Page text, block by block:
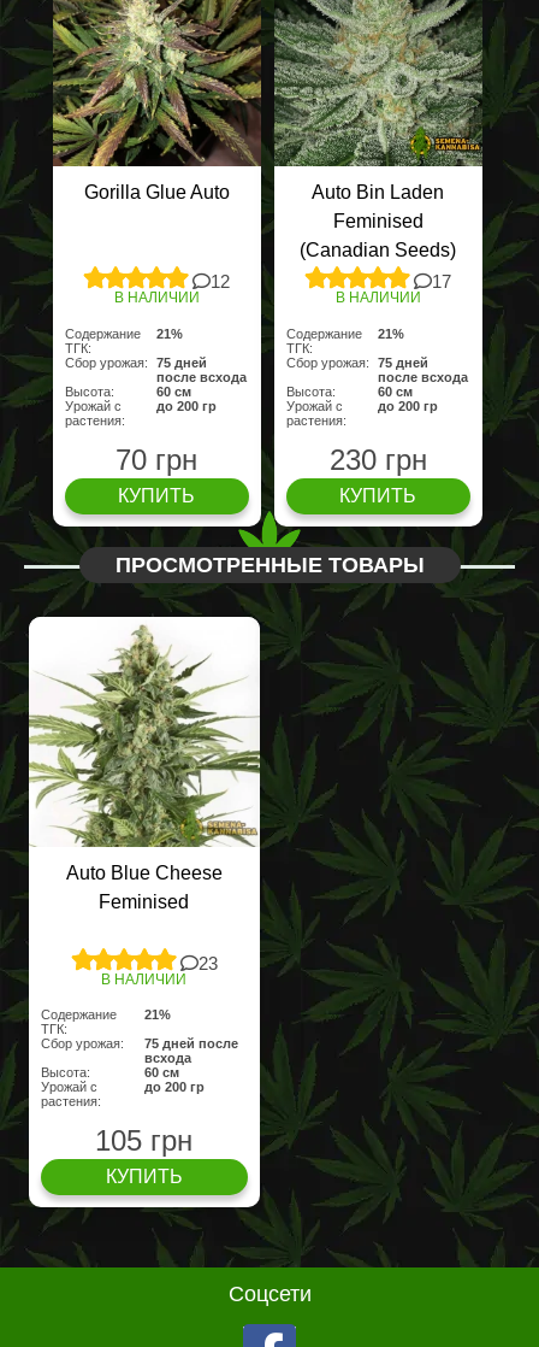
Gorilla Glue Auto
12
В НАЛИЧИИ
Содержание
ТГК:
21%
Сбор урожая:
75 дней
после всхода
Высота:
60 см
Урожай с
растения:
до 200 гр
70 грн
КУПИТЬ
Auto Bin Laden
Feminised
(Canadian Seeds)
17
В НАЛИЧИИ
Содержание
ТГК:
21%
Сбор урожая:
75 дней
после всхода
Высота:
60 см
Урожай с
растения:
до 200 гр
230 грн
КУПИТЬ
ПРОСМОТРЕННЫЕ ТОВАРЫ
Auto Blue Cheese
Feminised
23
В НАЛИЧИИ
Содержание
ТГК:
21%
Сбор урожая:
75 дней после
всхода
Высота:
60 см
Урожай с
растения:
до 200 гр
105 грн
КУПИТЬ
Соцсети